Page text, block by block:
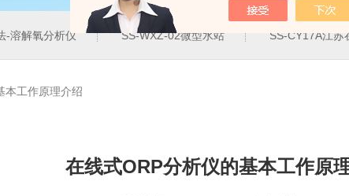
-溶解氧分析仪 SS-WXZ-02微型水站 SS-CY17A江苏在线式臭氧
本工作原理介绍
在线式ORP分析仪的基本工作原